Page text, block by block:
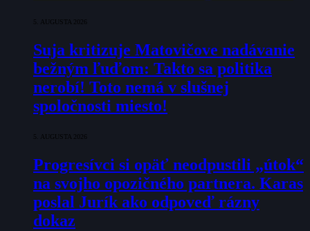
5. AUGUSTA 2026
Suja kritizuje Matovičove nadávanie
bežným ľuďom: Takto sa politika
nerobí! Toto nemá v slušnej
spoločnosti miesto!
5. AUGUSTA 2026
Progresívci si opäť neodpustili „útok“
na svojho opozičného partnera. Karas
poslal Jurík ako odpoveď rázny
dokaz